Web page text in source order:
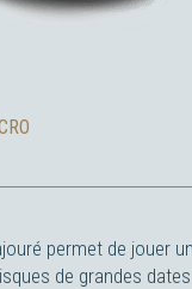
permet de jouer
de grandes